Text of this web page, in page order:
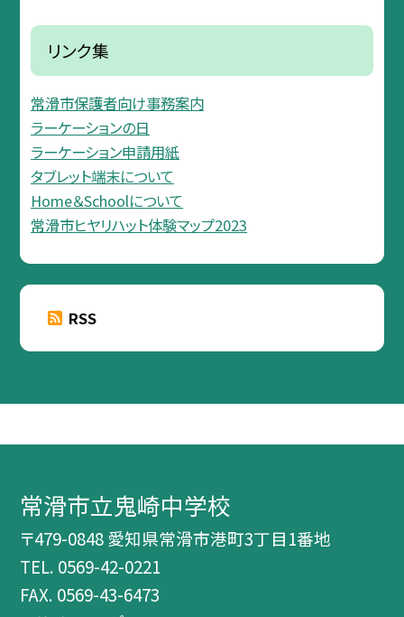
リンク集
常滑市保護者向け事務案内
ラーケーションの日
ラーケーション申請用紙
タブレット端末について
Home＆Schoolについて
常滑市ヒヤリハット体験マップ2023
RSS
常滑市立鬼崎中学校
〒479-0848 愛知県常滑市港町3丁目1番地
TEL. 0569-42-0221
FAX. 0569-43-6473